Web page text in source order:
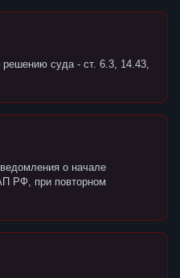
решению суда - ст. 6.3, 14.43,
о начале
РФ, при повторном